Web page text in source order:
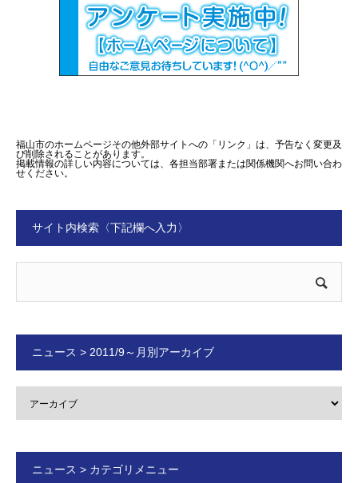
福山市のホームページその他外部サイトへの「リンク」は、予告なく変更及
び削除されることがあります。
掲載情報の詳しい内容については、各担当部署または関係機関へお問い合わ
せください。
サイト内検索〈下記欄へ入力〉
ニュース > 2011/9～月別アーカイブ
ニュース > カテゴリメニュー